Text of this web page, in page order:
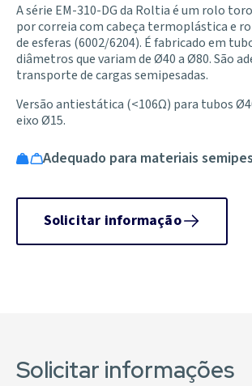
A série EM-310-DG da Roltia é um rolo
por correia com cabeça termoplástica e
de esferas (6002/6204). É fabricado em
diâmetros que variam de Ø40 a Ø80. São
transporte de cargas semipesadas.
Versão antiestática (<106Ω) para tubos
eixo Ø15.
Adequado para materiais
Solicitar informação
Solicitar informações